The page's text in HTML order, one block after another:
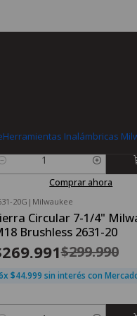
Herramientas Inalámbricas
FUEL Stubby 1/2” 745 Nm
6x $56.665 sin interés con
Comprar ahora
FLASH⚡
OFF
20G | Milwaukee
Circular 7-1/4"
Brushless 2631-20
$299.990
$44.999 sin interés con